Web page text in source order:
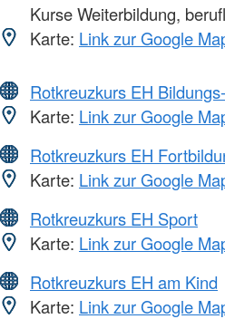
Kurse Weiterbildung,
Karte: Link zur Google
Rotkreuzkurs EH
Karte: Link zur Google
Rotkreuzkurs EH
Karte: Link zur Google
Rotkreuzkurs EH Sport
Karte: Link zur Google
Rotkreuzkurs EH am Kind
Karte: Link zur Google